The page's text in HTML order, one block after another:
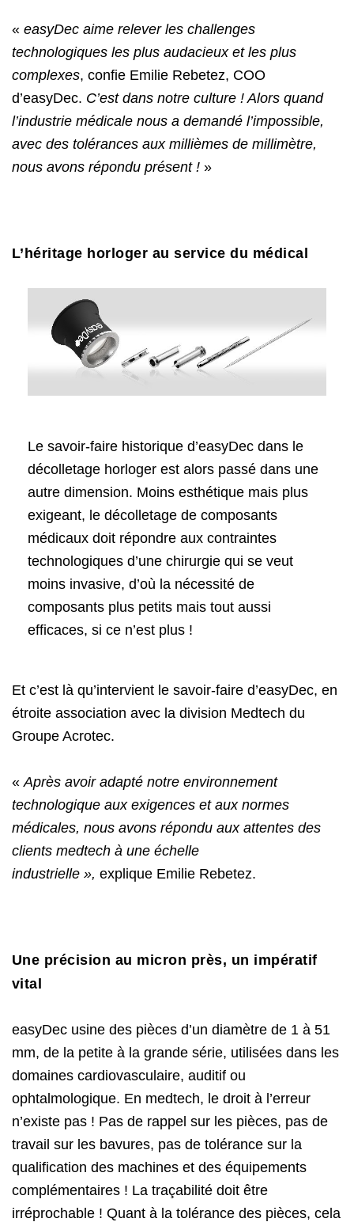
« easyDec aime relever les challenges
technologiques les plus audacieux et les plus
complexes, confie Emilie Rebetez, COO
d’easyDec. C’est dans notre culture ! Alors quand
l’industrie médicale nous a demandé l’impossible,
avec des tolérances aux millièmes de millimètre,
nous avons répondu présent !»
L’héritage horloger au service du médical
Le savoir-faire historique d’easyDec dans le
décolletage horloger est alors passé dans une
autre dimension. Moins esthétique mais plus
exigeant, le décolletage de composants
médicaux doit répondre aux contraintes
technologiques d’une chirurgie qui se veut
moins invasive, d’où la nécessité de
composants plus petits mais tout aussi
efficaces, si ce n’est plus !
Et c’est là qu’intervient le savoir-faire d’easyDec, en
étroite association avec la division Medtech du
Groupe Acrotec.
«Après avoir adapté notre environnement
technologique aux exigences et aux normes
médicales, nous avons répondu aux attentes des
clients medtech à une échelle
industrielle », explique Emilie Rebetez.
Une précision au micron près, un impératif
vital
easyDec usine des pièces d’un diamètre de 1 à 51
mm, de la petite à la grande série, utilisées dans les
domaines cardiovasculaire, auditif ou
ophtalmologique. En medtech, le droit à l’erreur
n’existe pas ! Pas de rappel sur les pièces, pas de
travail sur les bavures, pas de tolérance sur la
qualification des machines et des équipements
complémentaires ! La traçabilité doit être
irréprochable ! Quant à la tolérance des pièces, cela